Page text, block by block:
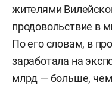
жителями
продовольствие в
По его словам, в
заработала на
млрд — больше, чем